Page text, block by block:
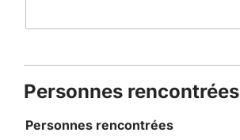
Personnes rencontrées
Personnes rencontrées